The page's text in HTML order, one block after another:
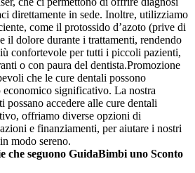
direttamente in sede. Inoltre, utilizziamo
come il protossido d’azoto (prive di
il dolore durante i trattamenti, rendendo
confortevole per tutti i piccoli pazienti,
o con paura del dentista.Promozione
che le cure dentali possono
economico significativo. La nostra
possano accedere alle cure dentali
offriamo diverse opzioni di
e finanziamenti, per aiutare i nostri
modo sereno.
che seguono GuidaBimbi uno Sconto